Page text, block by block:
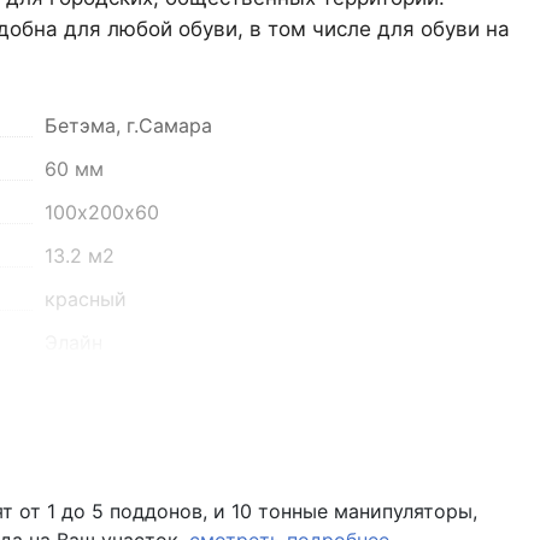
16:00
для любой обуви, в том числе для обуви на
Бетэма, г.Самара
60 мм
100х200х60
13.2 м2
красный
Поддон залоговый, 1 штука стоит - 690 рублей
от 1 до 5 поддонов, и 10 тонные манипуляторы,